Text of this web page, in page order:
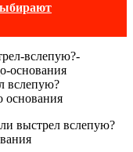
вслепую?
основания
выстрел вслепую?